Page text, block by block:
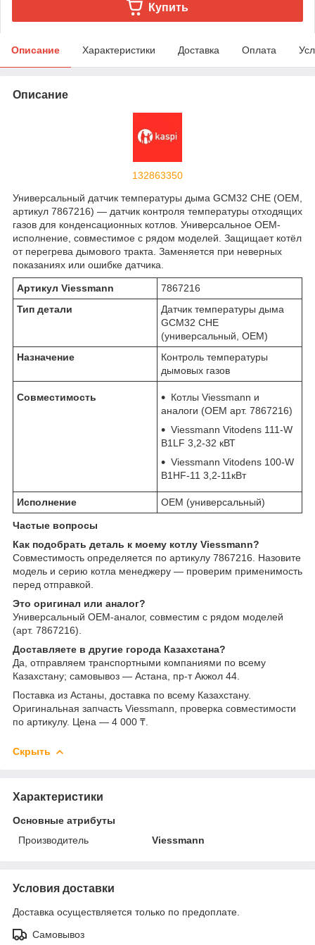
Купить
Описание Характеристики Доставка Оплата
Описание
132863350
Универсальный датчик температуры дыма GCM32 CHE (OEM,
артикул 7867216) — датчик контроля температуры отходящих
газов для конденсационных котлов. Универсальное OEM-
исполнение, совместимое с рядом моделей. Защищает котёл
от перегрева дымового тракта. Заменяется при неверных
показаниях или ошибке датчика.
Артикул Viessmann
7867216
Тип детали
Датчик температуры дыма
GCM32 CHE
(универсальный, OEM)
Назначение
Контроль температуры
дымовых газов
Совместимость
Котлы Viessmann и
аналоги (OEM арт. 7867216)
Viessmann Vitodens 111-W
B1LF 3,2-32 кВТ
Viessmann Vitodens 100-W
B1HF-11 3,2-11кВт
Исполнение OEM (универсальный)
Частые вопросы
Как подобрать деталь к моему котлу Viessmann?
Совместимость определяется по артикулу 7867216. Назовите
модель и серию котла менеджеру — проверим применимость
перед отправкой.
Это оригинал или аналог?
Универсальный OEM-аналог, совместим с рядом моделей
(арт. 7867216).
Доставляете в другие города Казахстана?
Да, отправляем транспортными компаниями по всему
Казахстану; самовывоз — Астана, пр-т Акжол 44.
Поставка из Астаны, доставка по всему Казахстану.
Оригинальная запчасть Viessmann, проверка совместимости
по артикулу. Цена — 4 000 ₸.
Скрыть
Характеристики
Основные атрибуты
Производитель
Viessmann
Условия доставки
Доставка осуществляется только по предоплате.
Самовывоз